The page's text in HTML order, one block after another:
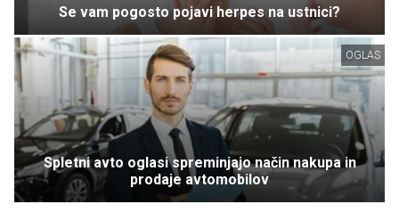
Se vam pogosto pojavi herpes na ustnici?
OGLAS
Spletni avto oglasi spreminjajo način nakupa in
prodaje avtomobilov